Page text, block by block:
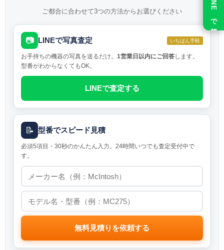
ご都合に合わせて3つの方法からお選びください
📷 LINEで写真査定 いちばん手軽
お手持ちの機器の写真を送るだけ。 1営業日以内にご回答します。
型番がわからなくてもOK。
LINEで査定する
📝 型番でスピード見積
必須5項目・30秒のかんたん入力。24時間いつでも査定受付中で
す。
無料見積りを依頼する
LINE で相談